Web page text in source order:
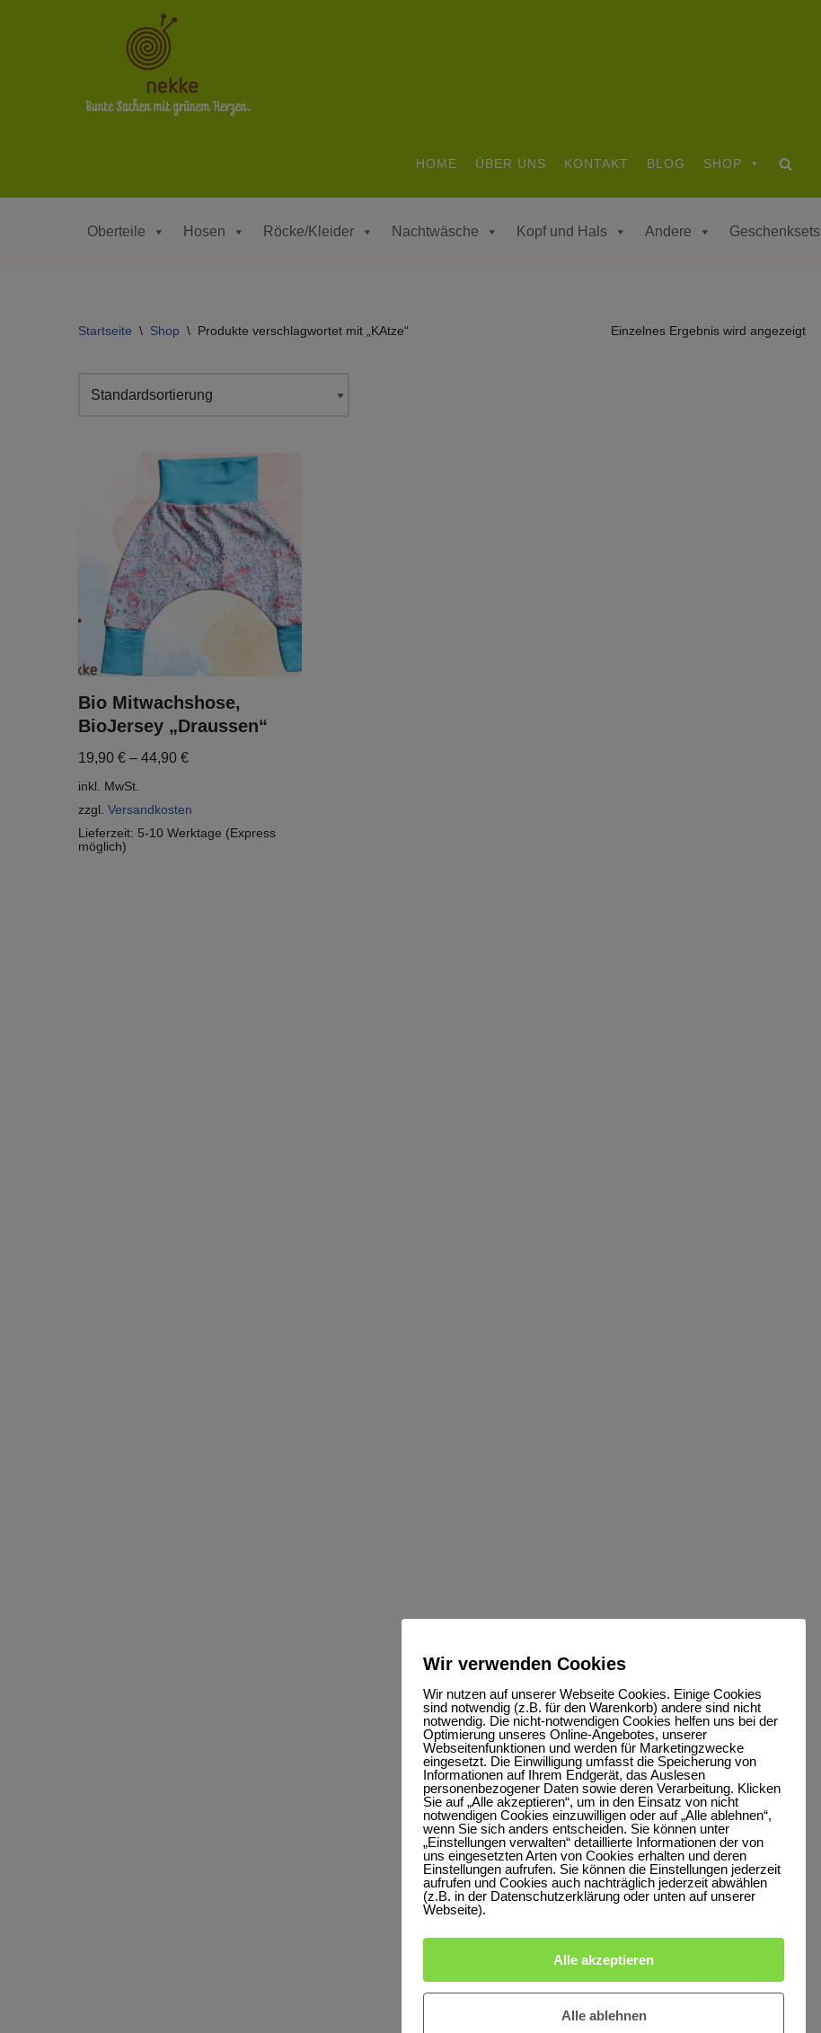
HOME ÜBER UNS KONTAKT BLOG SHOP
Oberteile Hosen Röcke/Kleider Nachtwäsche Kopf und Hals Andere Geschenksets
Startseite \ Shop \ Produkte verschlagwortet mit „KAtze“ Einzelnes Ergebnis wird angezeigt
Bio Mitwachshose,
BioJersey „Draussen“
19,90 € – 44,90 €
inkl. MwSt.
zzgl. Versandkosten
Lieferzeit: 5-10 Werktage (Express
möglich)
Wir verwenden Cookies
Wir nutzen auf unserer Webseite Cookies. Einige Cookies
sind notwendig (z.B. für den Warenkorb) andere sind nicht
notwendig. Die nicht-notwendigen Cookies helfen uns bei der
Optimierung unseres Online-Angebotes, unserer
Webseitenfunktionen und werden für Marketingzwecke
eingesetzt. Die Einwilligung umfasst die Speicherung von
Informationen auf Ihrem Endgerät, das Auslesen
personenbezogener Daten sowie deren Verarbeitung. Klicken
Sie auf „Alle akzeptieren“, um in den Einsatz von nicht
notwendigen Cookies einzuwilligen oder auf „Alle ablehnen“,
wenn Sie sich anders entscheiden. Sie können unter
„Einstellungen verwalten“ detaillierte Informationen der von
uns eingesetzten Arten von Cookies erhalten und deren
Einstellungen aufrufen. Sie können die Einstellungen jederzeit
aufrufen und Cookies auch nachträglich jederzeit abwählen
(z.B. in der Datenschutzerklärung oder unten auf unserer
Webseite).
Alle akzeptieren
Alle ablehnen